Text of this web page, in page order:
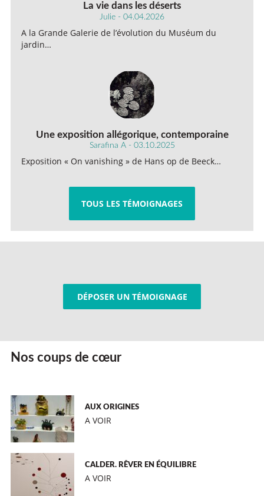
La vie dans les déserts
Julie - 04.04.2026
A la Grande Galerie de l’évolution du Muséum du
jardin…
Une exposition allégorique, contemporaine
Sarafina A - 03.10.2025
Exposition « On vanishing » de Hans op de Beeck…
TOUS LES TÉMOIGNAGES
DÉPOSER UN TÉMOIGNAGE
Nos coups de cœur
AUX ORIGINES
A VOIR
CALDER. RÊVER EN ÉQUILIBRE
A VOIR